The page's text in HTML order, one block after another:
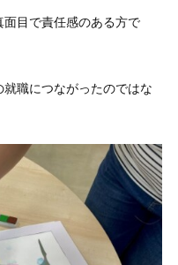
目で責任感のある方で
職につながったのではな